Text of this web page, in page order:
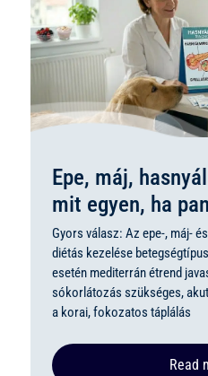
Epe, máj,
mit egyen, ha
Gyors válasz: Az epe-, máj-
diétás kezelése
esetén mediterrán étrend
sókorlátozás szükséges,
a korai, fokozatos táplálás
Read